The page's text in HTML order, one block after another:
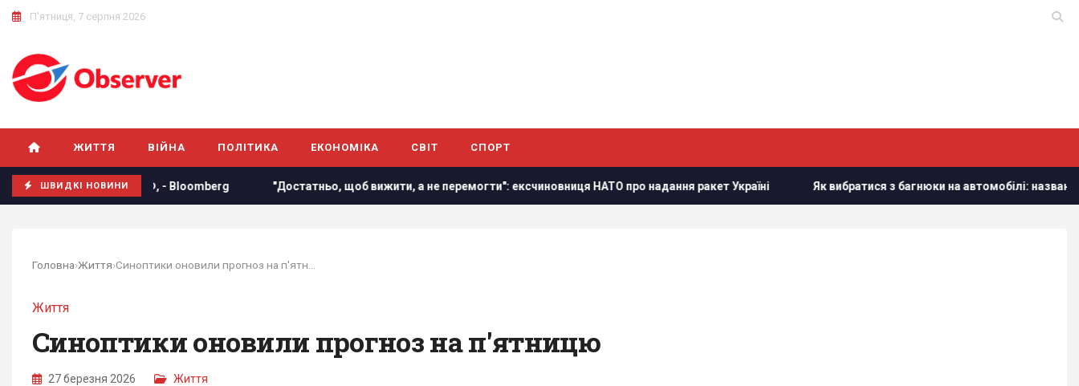
П'ятниця, 7 серпня 2026
ЖИТТЯ ВІЙНА ПОЛІТИКА ЕКОНОМІКА СВІТ СПОРТ
ШВИДКІ НОВИНИ
та РФ, - Bloomberg "Достатньо, щоб вижити, а не перемогти": ексчиновниця НАТО про надання ракет Україні Як вибратися з багнюки на автомобілі: названо простий предмет
Головна›Життя›
Життя
Синоптики оновили прогноз на п'ятницю
27 березня 2026 Життя